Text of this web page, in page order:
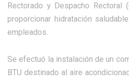
Rectorado y Despacho Rectoral
proporcionar hidratación
empleados.
Se efectuó la instalación de un
BTU destinado al aire